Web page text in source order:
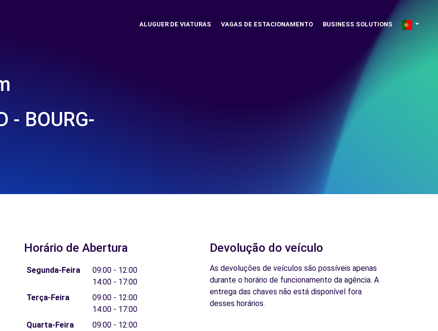
ALUGUER DE VIATURAS VAGAS DE ESTACIONAMENTO BUSINESS SOLUTIONS
- BOURG-
Horário de Abertura
Segunda-Feira
09:00 - 12:00
14:00 - 17:00
Terça-Feira
09:00 - 12:00
14:00 - 17:00
Quarta-Feira
09:00 - 12:00
Devolução do veículo
As devoluções de veículos são possíveis apenas
durante o horário de funcionamento da agência. A
entrega das chaves não está disponível fora
desses horários.